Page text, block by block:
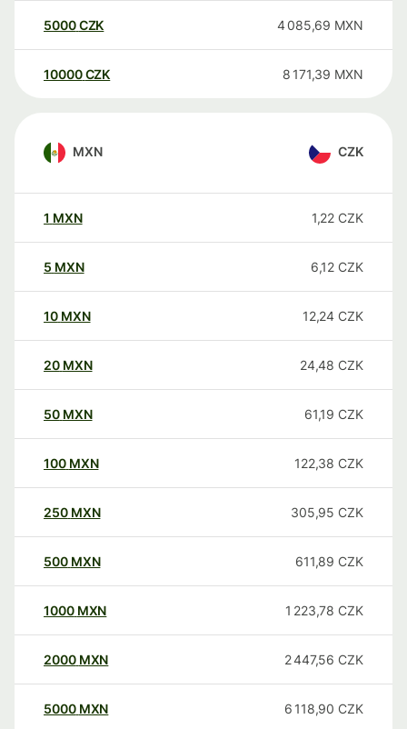
5000CZK 4 085,69 MXN
10000 CZK 8 171,39 MXN
MXN CZK
1 MXN 1,22 CZK
5 MXN 6,12 CZK
10 MXN 12,24 CZK
20 MXN 24,48 CZK
50 MXN 61,19 CZK
100 MXN 122,38 CZK
250 MXN 305,95 CZK
500 MXN 611,89 CZK
1000 MXN 1 223,78 CZK
2000 MXN 2 447,56 CZK
5000 MXN 6 118,90 CZK